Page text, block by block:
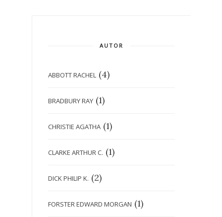
AUTOR
ABBOTT RACHEL (4)
BRADBURY RAY (1)
CHRISTIE AGATHA (1)
CLARKE ARTHUR C. (1)
DICK PHILIP K. (2)
FORSTER EDWARD MORGAN (1)